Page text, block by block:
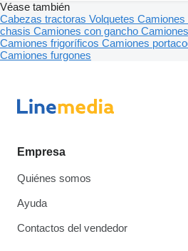
Véase también
Cabezas tractoras Volquetes Camiones
chasis Camiones con gancho
Camiones frigoríficos Camiones
Camiones furgones
Empresa
Quiénes somos
Ayuda
Contactos del vendedor